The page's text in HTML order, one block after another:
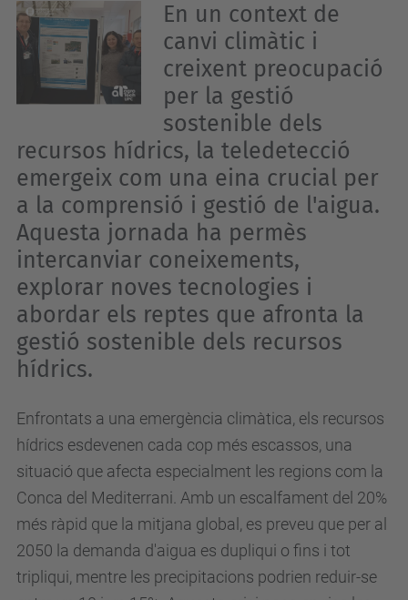
En un context de
canvi climàtic i
creixent preocupació
per la gestió
sostenible dels
recursos hídrics, la teledetecció
emergeix com una eina crucial per
a la comprensió i gestió de l'aigua.
Aquesta jornada ha permès
intercanviar coneixements,
explorar noves tecnologies i
abordar els reptes que afronta la
gestió sostenible dels recursos
hídrics.
Enfrontats a una emergència climàtica, els recursos
hídrics esdevenen cada cop més escassos, una
situació que afecta especialment les regions com la
Conca del Mediterrani. Amb un escalfament del 20%
més ràpid que la mitjana global, es preveu que per al
2050 la demanda d'aigua es dupliqui o fins i tot
tripliqui, mentre les precipitacions podrien reduir-se